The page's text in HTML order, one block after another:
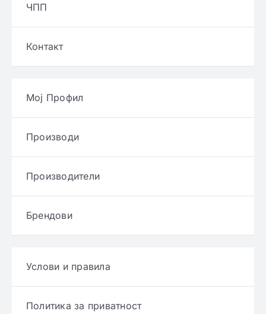
ЧПП
Контакт
Мој Профил
Производи
Производители
Брендови
Услови и правила
Политика за приватност